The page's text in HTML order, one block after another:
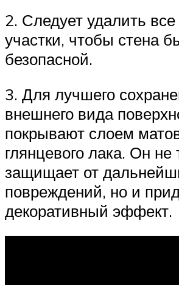
2. Следует удалить
участки, чтобы стена
безопасной.
3. Для лучшего
внешнего вида
покрывают слоем
глянцевого лака. Он не
защищает от
повреждений, но и
декоративный эффект.